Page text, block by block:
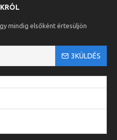
mindig elsőként értesüljön
3KÜLDÉS